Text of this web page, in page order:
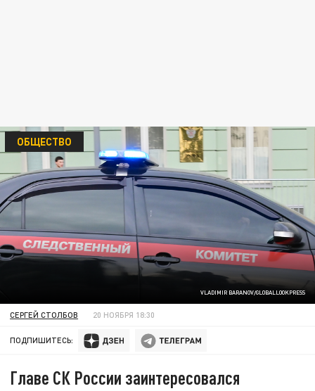
VLADIMIR BARANOV/GLOBALLOOKPRESS
ОБЩЕСТВО
СЕРГЕЙ СТОЛБОВ 20 НОЯБРЯ 18:30
ПОДПИШИТЕСЬ:
Главе СК России заинтересовался